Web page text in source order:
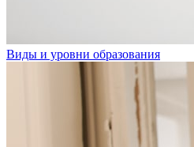
Виды и уровни образования